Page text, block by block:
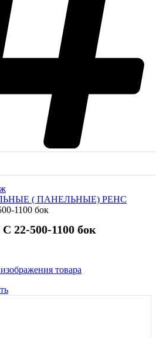
( ПАНЕЛЬНЫЕ) РЕНС
1100 бок
22-500-1100 бок